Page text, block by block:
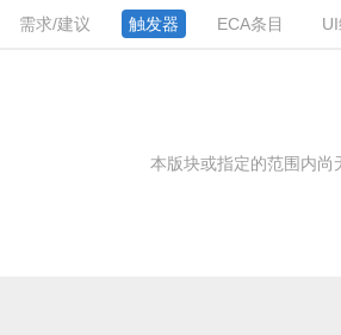
需求/建议 触发器 ECA条目
本版块或指定的范围内尚